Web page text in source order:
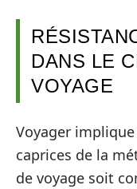
DANS LE
VOYAGE
Voyager
caprices de la
de voyage soit